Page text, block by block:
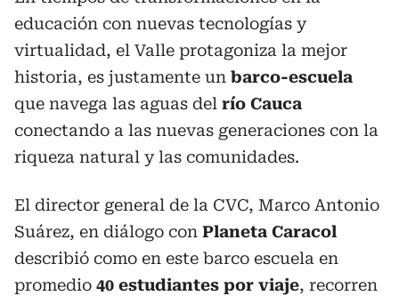
educación con nuevas tecnologías y
virtualidad, el Valle protagoniza la mejor
historia, es justamente un barco-escuela
que navega las aguas del río Cauca
conectando a las nuevas generaciones con la
riqueza natural y las comunidades.
El director general de la CVC, Marco Antonio
Suárez, en diálogo con Planeta Caracol
describió como en este barco escuela en
promedio 40 estudiantes por viaje, recorren